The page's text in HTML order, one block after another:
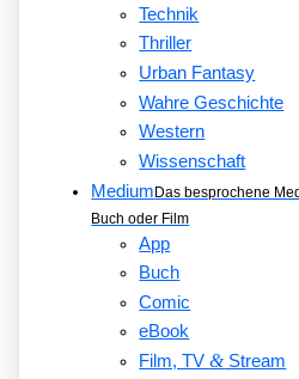
Technik
Thriller
Urban Fantasy
Wahre Geschichte
Western
Wissenschaft
MediumDas besprochene
Buch oder Film
App
Buch
Comic
eBook
Film, TV&Stream